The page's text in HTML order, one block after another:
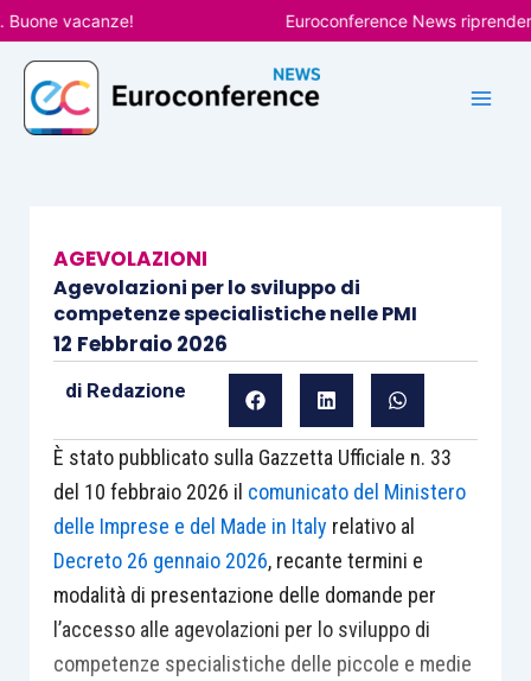
Vai
al
contenuto
vacanze! Euroconference News riprenderà
AGEVOLAZIONI
Agevolazioni per lo sviluppo di
competenze specialistiche nelle PMI
12 Febbraio 2026
di Redazione
È stato pubblicato sulla Gazzetta Ufficiale n. 33
del 10 febbraio 2026 il comunicato del Ministero
delle Imprese e del Made in Italy relativo al
Decreto 26 gennaio 2026, recante termini e
modalità di presentazione delle domande per
l’accesso alle agevolazioni per lo sviluppo di
competenze specialistiche delle piccole e medie